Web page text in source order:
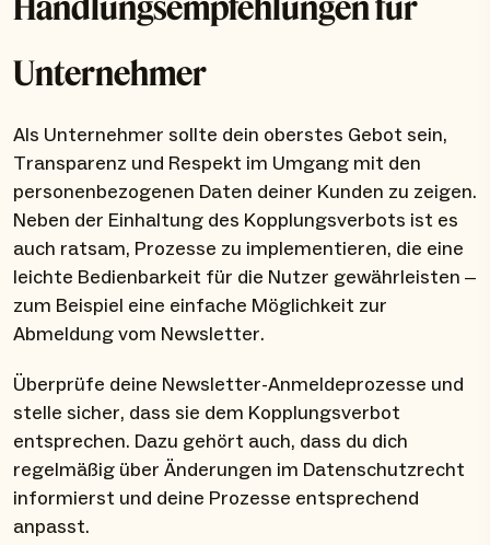
Unternehmer
Als Unternehmer sollte dein oberstes Gebot sein,
Transparenz und Respekt im Umgang mit den
personenbezogenen Daten deiner Kunden zu zeigen.
Neben der Einhaltung des Kopplungsverbots ist es
auch ratsam, Prozesse zu implementieren, die eine
leichte Bedienbarkeit für die Nutzer gewährleisten –
zum Beispiel eine einfache Möglichkeit zur
Abmeldung vom Newsletter.
Überprüfe deine Newsletter-Anmeldeprozesse und
stelle sicher, dass sie dem Kopplungsverbot
entsprechen. Dazu gehört auch, dass du dich
regelmäßig über Änderungen im Datenschutzrecht
informierst und deine Prozesse entsprechend
anpasst.